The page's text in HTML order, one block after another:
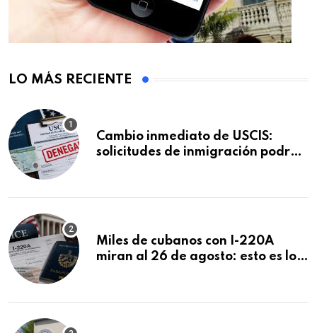
LO MÁS RECIENTE
Cambio inmediato de USCIS:
solicitudes de inmigración podrán
Miles de cubanos con I-220A
miran al 26 de agosto: esto es lo